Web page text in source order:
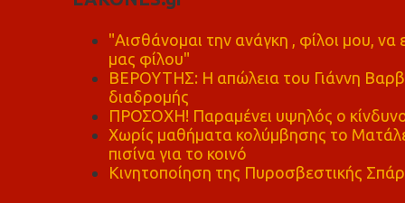
"Αισθάνομαι την ανάγκη , φίλοι μου,
μας φίλου"
ΒΕΡΟΥΤΗΣ: Η απώλεια του Γιάννη
διαδρομής
ΠΡΟΣΟΧΗ! Παραμένει υψηλός ο
Χωρίς μαθήματα κολύμβησης το
πισίνα για το κοινό
Κινητοποίηση της Πυροσβεστικής